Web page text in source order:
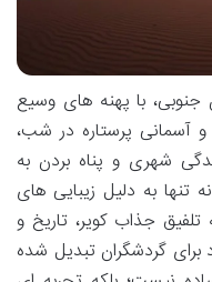
جنوبی، با پهنه های وسیع
آسمانی پرستاره در شب،
شهری و پناه بردن به
به دلیل زیبایی های
جذاب کویر، تاریخ و
گردشگران تبدیل شده